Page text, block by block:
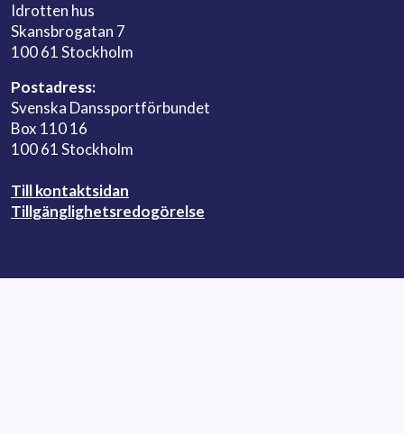
Idrotten hus
Skansbrogatan 7
100 61 Stockholm
Postadress:
Svenska Danssportförbundet
Box 110 16
100 61 Stockholm
Till kontaktsidan
Tillgänglighetsredogörelse